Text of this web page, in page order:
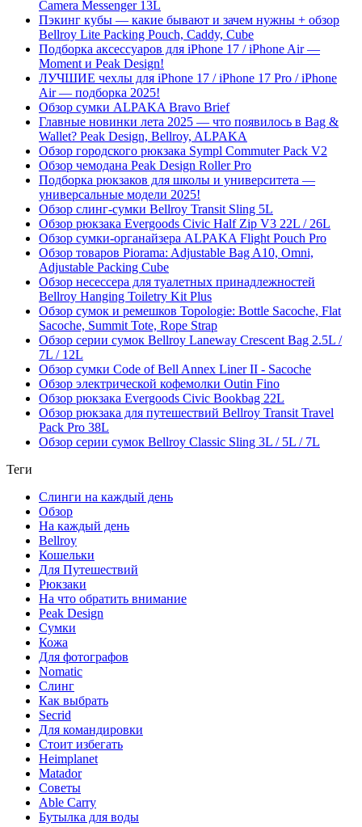
Camera Messenger 13L
Пэкинг кубы — какие бывают и зачем нужны + обзор
Bellroy Lite Packing Pouch, Caddy, Cube
Подборка аксессуаров для iPhone 17 / iPhone Air —
Moment и Peak Design!
ЛУЧШИЕ чехлы для iPhone 17 / iPhone 17 Pro / iPhone
Air — подборка 2025!
Обзор сумки ALPAKA Bravo Brief
Главные новинки лета 2025 — что появилось в Bag &
Wallet? Peak Design, Bellroy, ALPAKA
Обзор городского рюкзака Sympl Commuter Pack V2
Обзор чемодана Peak Design Roller Pro
Подборка рюкзаков для школы и университета —
универсальные модели 2025!
Обзор слинг-сумки Bellroy Transit Sling 5L
Обзор рюкзака Evergoods Civic Half Zip V3 22L / 26L
Обзор сумки-органайзера ALPAKA Flight Pouch Pro
Обзор товаров Piorama: Adjustable Bag A10, Omni,
Adjustable Packing Cube
Обзор несессера для туалетных принадлежностей
Bellroy Hanging Toiletry Kit Plus
Обзор сумок и ремешков Topologie: Bottle Sacoche, Flat
Sacoche, Summit Tote, Rope Strap
Обзор серии сумок Bellroy Laneway Crescent Bag 2.5L /
7L / 12L
Обзор сумки Code of Bell Annex Liner II - Sacoche
Обзор электрической кофемолки Outin Fino
Обзор рюкзака Evergoods Civic Bookbag 22L
Обзор рюкзака для путешествий Bellroy Transit Travel
Pack Pro 38L
Обзор серии сумок Bellroy Classic Sling 3L / 5L / 7L
Теги
Слинги на каждый день
Обзор
На каждый день
Bellroy
Кошельки
Для Путешествий
Рюкзаки
На что обратить внимание
Peak Design
Сумки
Кожа
Для фотографов
Nomatic
Слинг
Как выбрать
Secrid
Для командировки
Стоит избегать
Heimplanet
Matador
Советы
Able Carry
Бутылка для воды